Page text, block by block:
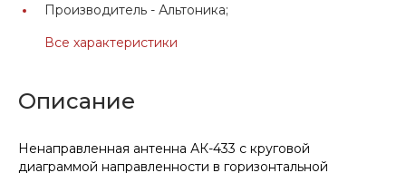
Производитель - Альтоника;
Все характеристики
Описание
Ненаправленная антенна АК-433 с круговой
диаграммой направленности в горизонтальной